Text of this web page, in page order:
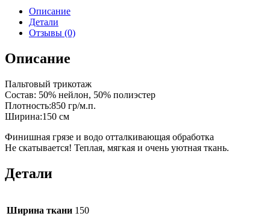
Описание
Детали
Отзывы (0)
Описание
Пальтовый трикотаж
Состав: 50% нейлон, 50% полиэстер
Плотность:850 гр/м.п.
Ширина:150 см
Финишная грязе и водо отталкивающая обработка
Не скатывается! Теплая, мягкая и очень уютная ткань.
Детали
Ширина ткани 150